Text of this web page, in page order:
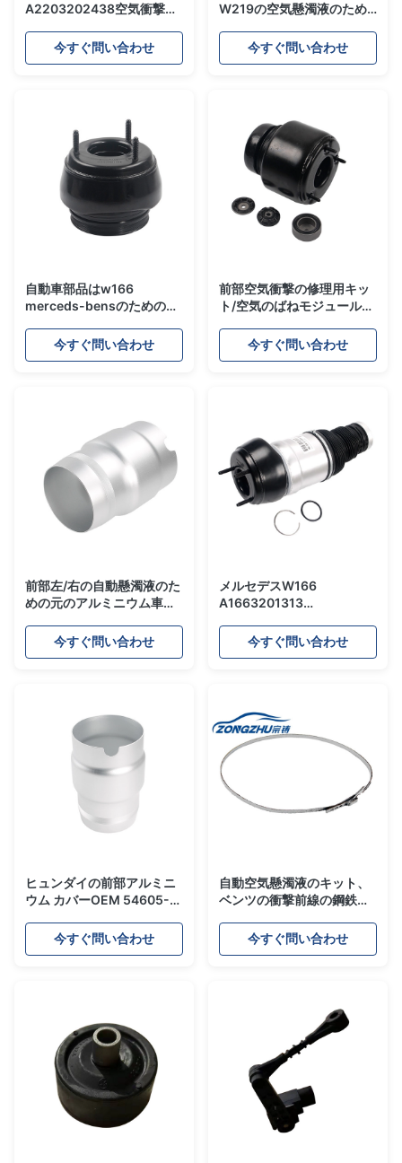
A2203202438空気衝撃の
ッシュ アイソレーターを下
げます
今すぐ問い合わせ
W219の空気懸濁液のため
のゴム製ぼうこう
今すぐ問い合わせ
自動車部品はw166
merceds-bensのための衝
A1643201204
A2213201704乾燥します
今すぐ問い合わせ
前部空気衝撃の修理用キッ
ト/空気のばねモジュール
6113/A2113206013
今すぐ問い合わせ
前部左/右の自動懸濁液のた
めの元のアルミニウム車カ
2013 54605-3M505に衝
撃を与えます
今すぐ問い合わせ
メルセデスW166
A1663201313
1663201413
A1663201413のための前
今すぐ問い合わせ
ヒュンダイの前部アルミニ
ウム カバーOEM 54605-
ための前部左/右の空気衝撃
の修理用キット
今すぐ問い合わせ
自動空気懸濁液のキット、
ベンツの衝撃前線の鋼鉄タ
今すぐ問い合わせ